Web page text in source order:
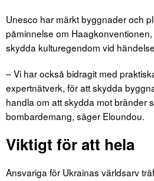
Unesco har märkt byggnader och
påminnelse om
skydda kulturegendom vid
– Vi har också bidragit med
expertnätverk, för att skydda
handla om att skydda mot bränder
bombardemang, säger Eloundou.
Viktigt för att hela
Ansvariga för Ukrainas världsarv